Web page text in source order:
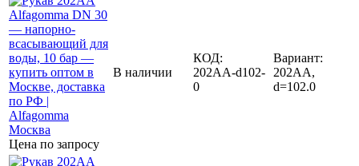
Цена по запросу
В наличии
КОД:
202AA-d102-
0
Вариант:
202AA,
d=102.0